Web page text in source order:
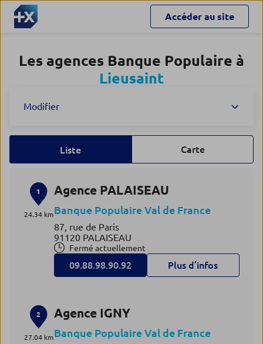
Accéder au site
Les agences Banque Populaire à
Lieusaint
Modifier
Liste Carte
1
24.34 km
Agence PALAISEAU
Banque Populaire Val de France
87, rue de Paris
91120 PALAISEAU
Fermé actuellement
09.88.98.90.92 Plus d’infos
2
27.04 km
Agence IGNY
Banque Populaire Val de France